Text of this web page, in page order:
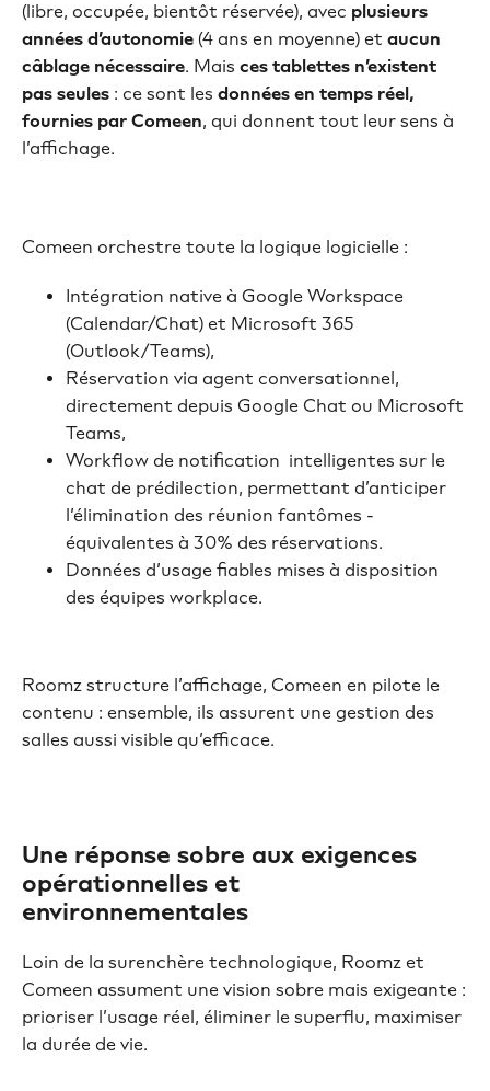
(libre, occupée, bientôt réservée), avec plusieurs
années d’autonomie (4 ans en moyenne) et aucun
câblage nécessaire. Mais ces tablettes n’existent
pas seules : ce sont les données en temps réel,
fournies par Comeen, qui donnent tout leur sens à
l’affichage.
Comeen orchestre toute la logique logicielle :
Intégration native à Google Workspace
(Calendar/Chat) et Microsoft 365
(Outlook/Teams),
Réservation via agent conversationnel,
directement depuis Google Chat ou Microsoft
Teams,
Workflow de notification intelligentes sur le
chat de prédilection, permettant d’anticiper
l’élimination des réunion fantômes -
équivalentes à 30% des réservations.
Données d’usage fiables mises à disposition
des équipes workplace.
Roomz structure l’affichage, Comeen en pilote le
contenu : ensemble, ils assurent une gestion des
salles aussi visible qu’efficace.
Une réponse sobre aux exigences
opérationnelles et
environnementales
Loin de la surenchère technologique, Roomz et
Comeen assument une vision sobre mais exigeante :
prioriser l’usage réel, éliminer le superflu, maximiser
la durée de vie.